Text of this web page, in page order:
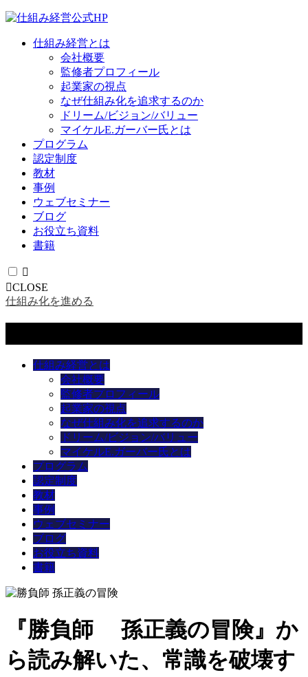
仕組み経営とは
会社概要
監修者プロフィール
起業家の視点
なぜ仕組み化を追求するのか
ドリーム/ビジョン/バリュー
マイケルE.ガーバー氏とは
プログラム
認定制度
教材
事例
ウェブセミナー
ブログ
お役立ち資料
書籍
CLOSE
仕組み化を進める
仕組み経営とは
会社概要
監修者プロフィール
起業家の視点
なぜ仕組み化を追求するのか
ドリーム/ビジョン/バリュー
マイケルE.ガーバー氏とは
プログラム
認定制度
教材
事例
ウェブセミナー
ブログ
お役立ち資料
書籍
『勝負師 孫正義の冒険』か
ら読み解いた、常識を破壊す